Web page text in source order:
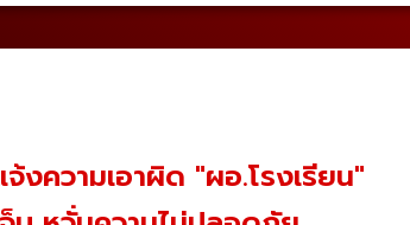
ความเอาผิด "ผอ.โรงเรียน"